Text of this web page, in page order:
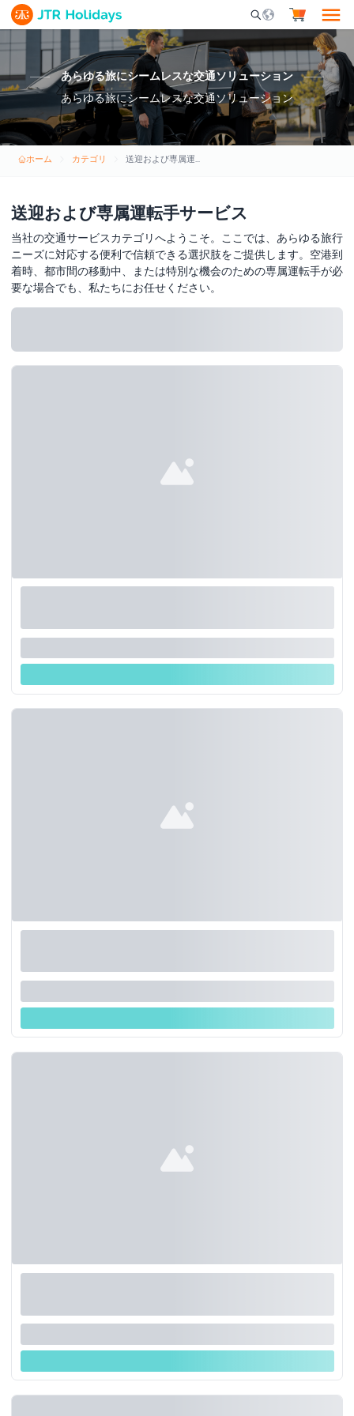
Mobile Search
あらゆる旅にシームレスな交通ソリューション
あらゆる旅にシームレスな交通ソリューション
ホーム カテゴリ 送迎および専属運転手サービス
送迎および専属運転手サービス
当社の交通サービスカテゴリへようこそ。ここでは、あらゆる旅行
ニーズに対応する便利で信頼できる選択肢をご提供します。空港到
着時、都市間の移動中、または特別な機会のための専属運転手が必
要な場合でも、私たちにお任せください。